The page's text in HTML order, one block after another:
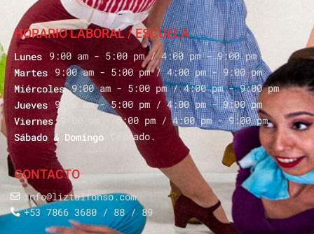
HORARIO LABORAL / ESCUELA
Lunes 9:00 am - 5:00 pm / 4:00 pm - 9:00 pm
Martes 9:00 am - 5:00 pm / 4:00 pm - 9:00 pm
Miércoles 9:00 am - 5:00 pm / 4:00 pm - 9:00 pm
Jueves 9:00 am - 5:00 pm / 4:00 pm - 9:00 pm
Viernes
9:00 am - 5:00 pm / 4:00 pm - 9:00 pm
Sábado & Domingo
Cerrado.
CONTACTO
info@liztalfonso.com
+53 7866 3680 / 88 / 89